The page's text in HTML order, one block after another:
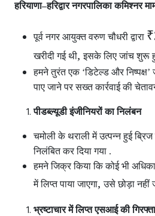
हरियाणा–हरिद्वार नगरपालिका कमिश्नर
पूर्व नगर आयुक्त वरुण चौधरी द्वारा
खरीदी गई थी,इसके लिए जांच शुरू
हमने तुरंत एक ‘डिटेल्ड और
पाए जाने पर सख्त कार्रवाई की
पीडब्ल्यूडी इंजीनियरों का निलंबन
चमोली के थराली में उत्पन्न हुई ब्रिज
निलंबित कर दिया गया .
हमने जिक्र किया कि कोई भी
में लिप्त पाया जाएगा,उसे छोड़ा नहीं
भ्रष्टाचार में लिप्त एसआई की